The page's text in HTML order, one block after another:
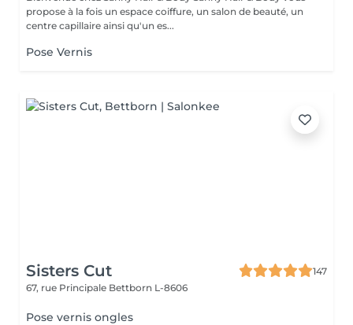
propose à la fois un espace coiffure, un salon de beauté, un
centre capillaire ainsi qu'un es...
Pose Vernis
Sisters Cut
147
67, rue Principale Bettborn L-8606
Pose vernis ongles